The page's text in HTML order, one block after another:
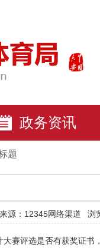
政务资讯
题
来源：12345网络渠道 浏
赛评选是否有获奖证书